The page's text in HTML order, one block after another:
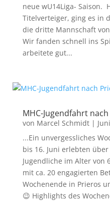
neue wU14Liga- Saison.
Titelverteiger, ging es in
die dritte Mannschaft
Wir fanden schnell ins
arbeitete gut...
MHC-Jugendfahrt
von Marcel Schmidt|
...Ein unvergessliches
bis 16. Juni erlebten
Jugendliche im Alter von
mit ca. 20 engagierten
Wochenende in Prieros
😉 Highlights des